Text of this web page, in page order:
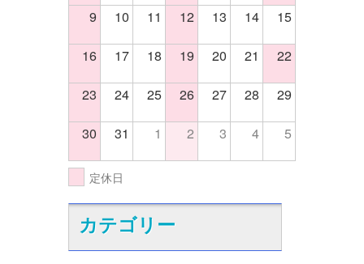
9 10 11 12 13 14 15
16 17 18 19 20 21 22
23 24 25 26 27 28 29
30 31 1 2 3 4 5
定休日
カテゴリー